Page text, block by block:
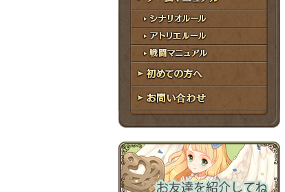
ゲームマニュアル
シナリオルール
アトリエルール
戦闘マニュアル
初めての方へ
お問い合わせ